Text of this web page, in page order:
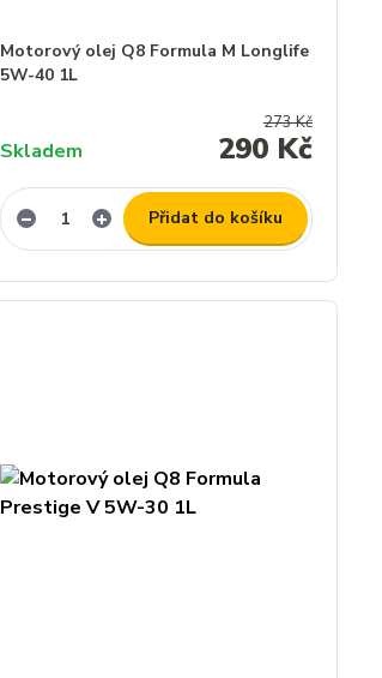
Motorový olej Q8 Formula M Longlife
5W-40 1L
273 Kč
290 Kč
Skladem
Přidat do košíku